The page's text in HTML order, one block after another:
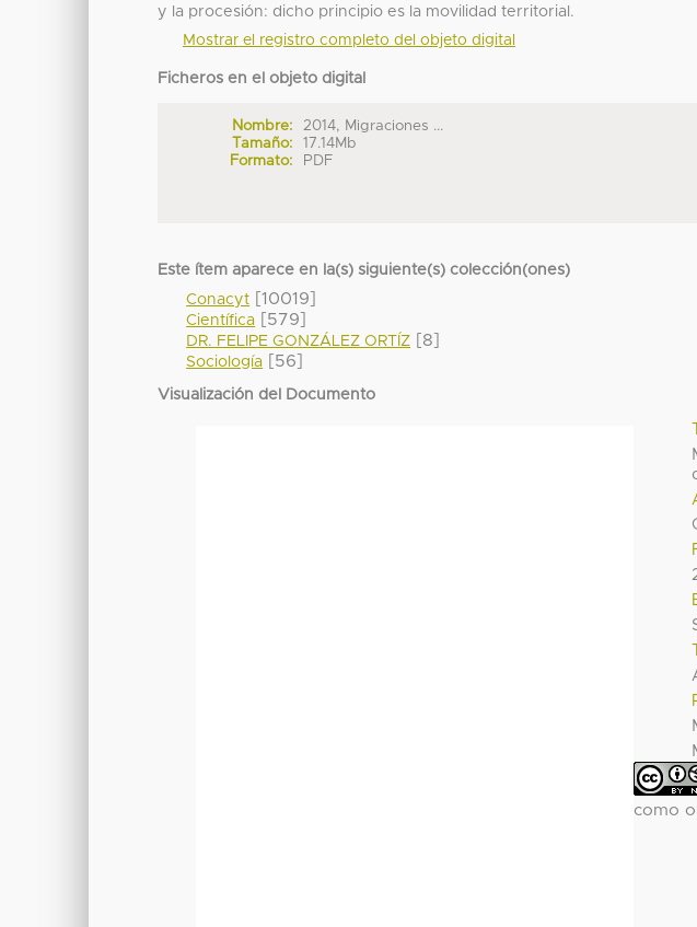
y la procesión: dicho principio es la movilidad territorial.
Mostrar el registro completo del objeto digital
Ficheros en el objeto digital
Nombre:
2014, Migraciones ...
Tamaño:
17.14Mb
Formato:
PDF
Este ítem aparece en la(s) siguiente(s) colección(ones)
Conacyt [10019]
Científica [579]
DR. FELIPE GONZÁLEZ ORTÍZ [8]
Sociología [56]
Visualización del Documento
como